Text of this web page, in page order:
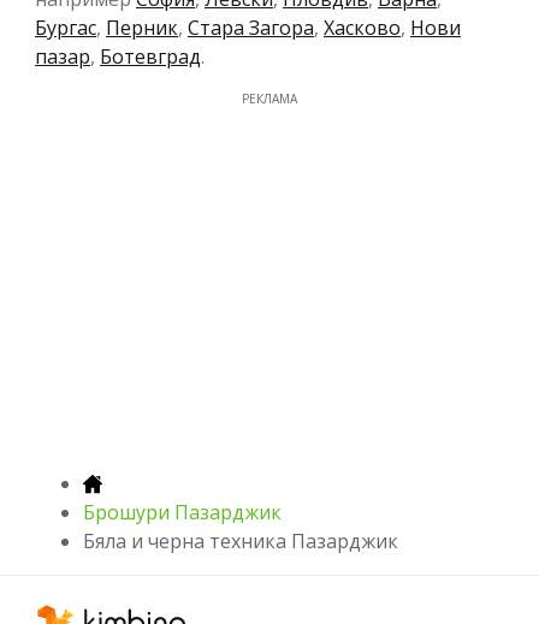
Бургас, Перник, Стара Загора, Хасково, Нови
пазар, Ботевград.
РЕКЛАМА
Брошури Пазарджик
Бяла и черна техника Пазарджик